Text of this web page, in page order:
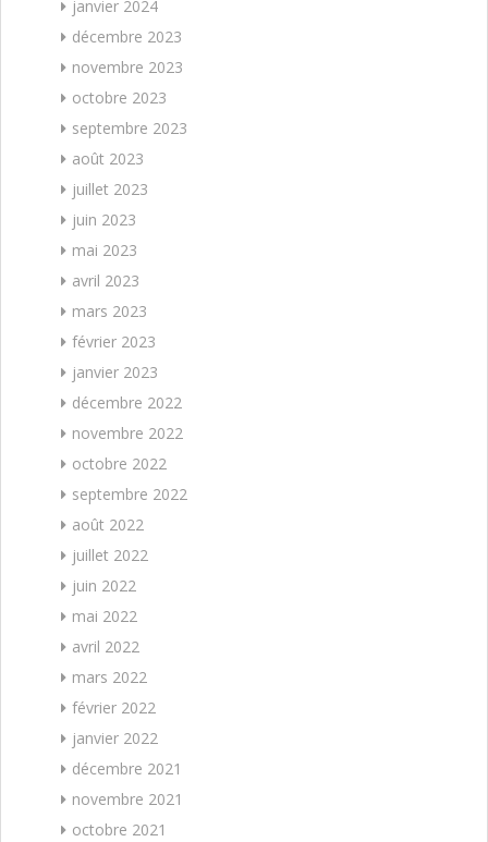
janvier 2024
décembre 2023
novembre 2023
octobre 2023
septembre 2023
août 2023
juillet 2023
juin 2023
mai 2023
avril 2023
mars 2023
février 2023
janvier 2023
décembre 2022
novembre 2022
octobre 2022
septembre 2022
août 2022
juillet 2022
juin 2022
mai 2022
avril 2022
mars 2022
février 2022
janvier 2022
décembre 2021
novembre 2021
octobre 2021